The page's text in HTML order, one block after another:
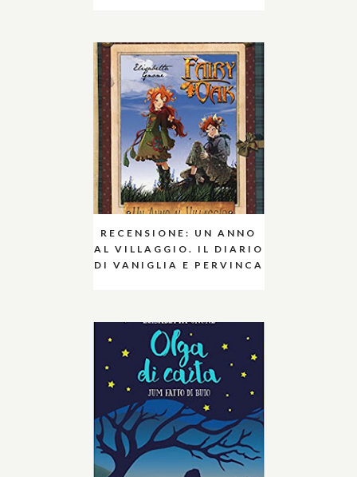
RECENSIONE: UN ANNO
AL VILLAGGIO. IL DIARIO
DI VANIGLIA E PERVINCA